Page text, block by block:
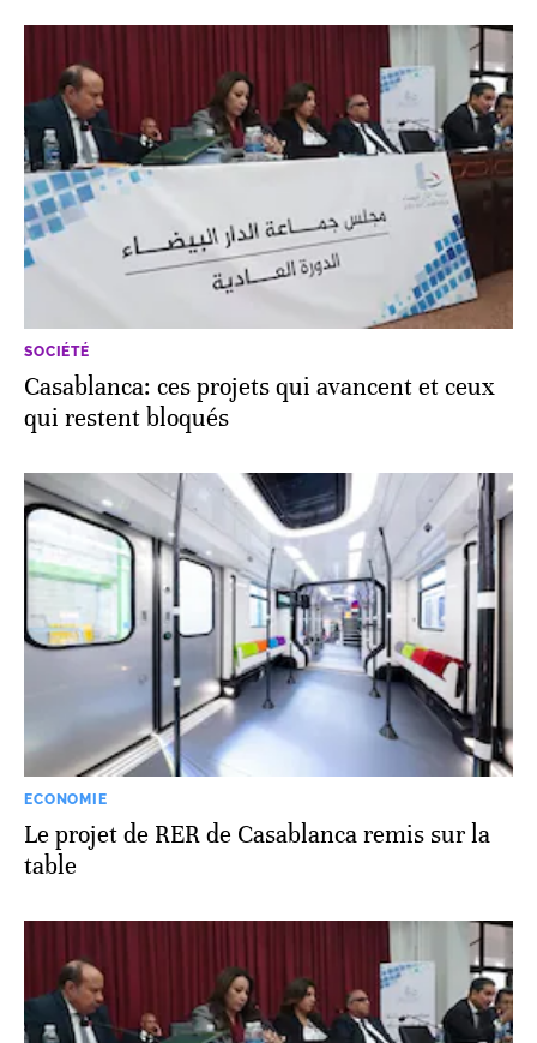
SOCIÉTÉ
Casablanca: ces projets qui avancent et ceux
qui restent bloqués
ECONOMIE
Le projet de RER de Casablanca remis sur la
table